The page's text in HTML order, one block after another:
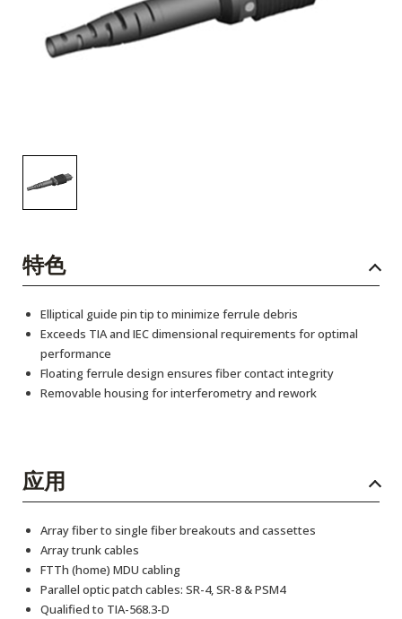
活动信息
特色
Elliptical guide pin tip to minimize ferrule debris
Exceeds TIA and IEC dimensional requirements for optimal
performance
Floating ferrule design ensures fiber contact integrity
Removable housing for interferometry and rework
应用
Array fiber to single fiber breakouts and cassettes
Array trunk cables
FTTh (home) MDU cabling
Parallel optic patch cables: SR-4, SR-8 & PSM4
Qualified to TIA-568.3-D